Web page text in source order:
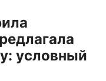
условный